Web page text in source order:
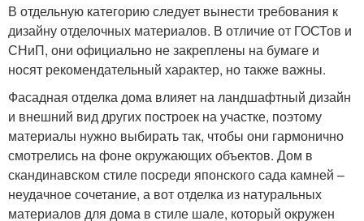
В отдельную категорию следует вынести требования к
дизайну отделочных материалов. В отличие от ГОСТов и
СНиП, они официально не закреплены на бумаге и
носят рекомендательный характер, но также важны.
Фасадная отделка дома влияет на ландшафтный дизайн
и внешний вид других построек на участке, поэтому
материалы нужно выбирать так, чтобы они гармонично
смотрелись на фоне окружающих объектов. Дом в
скандинавском стиле посреди японского сада камней –
неудачное сочетание, а вот отделка из натуральных
материалов для дома в стиле шале, который окружен